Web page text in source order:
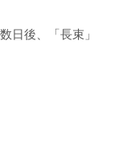
日後、「長束」